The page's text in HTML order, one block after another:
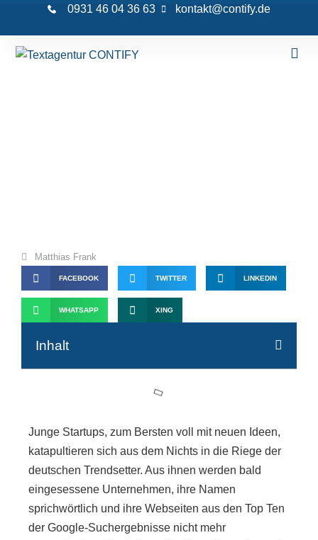
0931 46 04 36 63 kontakt@contify.de
Matthias Frank
FACEBOOK TWITTER LINKEDIN
WHATSAPP XING
Inhalt
Junge Startups, zum Bersten voll mit neuen Ideen,
katapultieren sich aus dem Nichts in die Riege der
deutschen Trendsetter. Aus ihnen werden bald
eingesessene Unternehmen, ihre Namen
sprichwörtlich und ihre Webseiten aus den Top Ten
der Google-Suchergebnisse nicht mehr